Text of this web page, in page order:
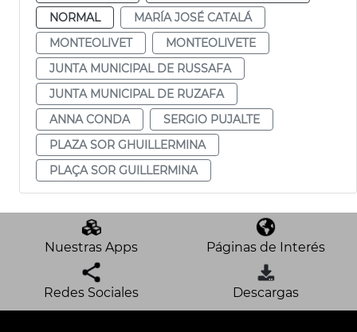
NORMAL
MARÍA JOSÉ CATALÁ
MONTEOLIVET
MONTEOLIVETE
JUNTA MUNICIPAL DE RUSSAFA
JUNTA MUNICIPAL DE RUZAFA
ANNA CONDA
SERGIO PUJALTE
PLAZA SOR GHUILLERMINA
PLAÇA SOR GUILLERMINA
Nuestras Apps Páginas de Interés
Redes Sociales Descargas